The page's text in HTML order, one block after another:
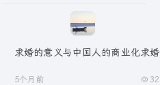
求婚的意义与中国人的商业化求婚
5个月前 32